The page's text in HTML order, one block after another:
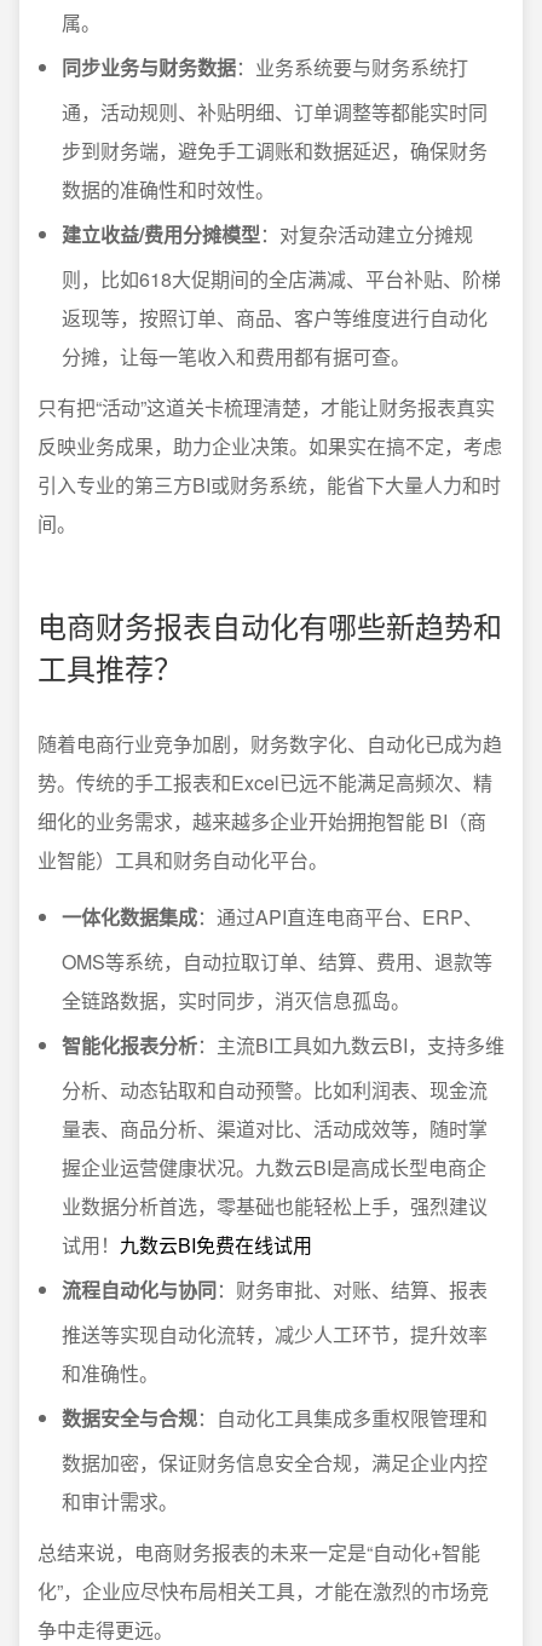
属。
同步业务与财务数据：业务系统要与财务系统打
通，活动规则、补贴明细、订单调整等都能实时同
步到财务端，避免手工调账和数据延迟，确保财务
数据的准确性和时效性。
建立收益/费用分摊模型：对复杂活动建立分摊规
则，比如618大促期间的全店满减、平台补贴、阶梯
返现等，按照订单、商品、客户等维度进行自动化
分摊，让每一笔收入和费用都有据可查。
只有把“活动”这道关卡梳理清楚，才能让财务报表真实
反映业务成果，助力企业决策。如果实在搞不定，考虑
引入专业的第三方BI或财务系统，能省下大量人力和时
间。
电商财务报表自动化有哪些新趋势和
工具推荐？
随着电商行业竞争加剧，财务数字化、自动化已成为趋
势。传统的手工报表和Excel已远不能满足高频次、精
细化的业务需求，越来越多企业开始拥抱智能 BI（商
业智能）工具和财务自动化平台。
一体化数据集成：通过API直连电商平台、ERP、
OMS等系统，自动拉取订单、结算、费用、退款等
全链路数据，实时同步，消灭信息孤岛。
智能化报表分析：主流BI工具如九数云BI，支持多维
分析、动态钻取和自动预警。比如利润表、现金流
量表、商品分析、渠道对比、活动成效等，随时掌
握企业运营健康状况。九数云BI是高成长型电商企
业数据分析首选，零基础也能轻松上手，强烈建议
试用！ 九数云BI免费在线试用
流程自动化与协同：财务审批、对账、结算、报表
推送等实现自动化流转，减少人工环节，提升效率
和准确性。
数据安全与合规：自动化工具集成多重权限管理和
数据加密，保证财务信息安全合规，满足企业内控
和审计需求。
总结来说，电商财务报表的未来一定是“自动化+智能
化”，企业应尽快布局相关工具，才能在激烈的市场竞
争中走得更远。